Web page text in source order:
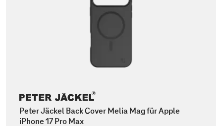
Peter Jäckel Back Cover Melia Mag für Apple
iPhone 17 Pro Max